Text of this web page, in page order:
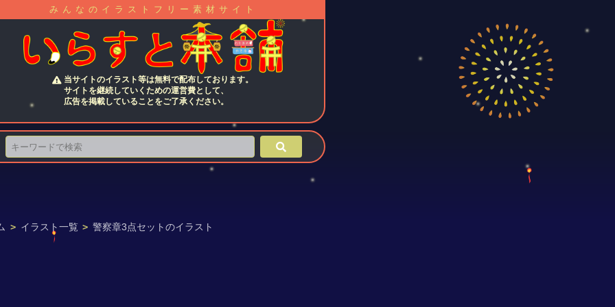
みんなのイラストフリー素材サイト
当サイトのイラスト等は無料で配布しております。
サイトを継続していくための運営費として、
広告を掲載していることをご了承ください。
> イラスト一覧 > 警察章3点セットのイラスト